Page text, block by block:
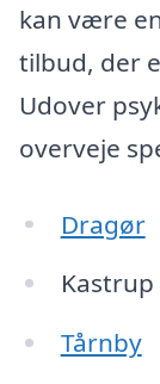
kan være
tilbud, der
Udover
overveje
Dragør
Kastrup
Tårnby